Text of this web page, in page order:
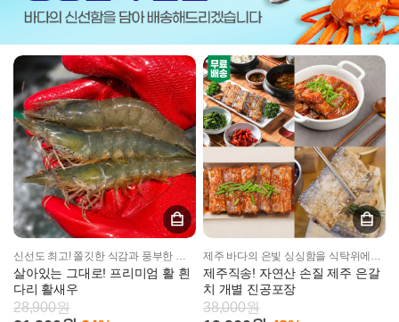
신선도 최고! 쫄깃한 식감과 풍부한 단맛!
살아있는 그대로! 프리미엄 활 흰
다리 활새우
28,900원
제주 바다의 은빛 싱싱함을 식탁위에서 그대로!
제주직송! 자연산 손질 제주 은갈
치 개별 진공포장
38,000원